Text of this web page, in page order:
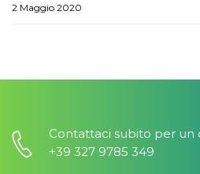
2 Maggio 2020
Contattaci subito per un
+39 327 9785 349